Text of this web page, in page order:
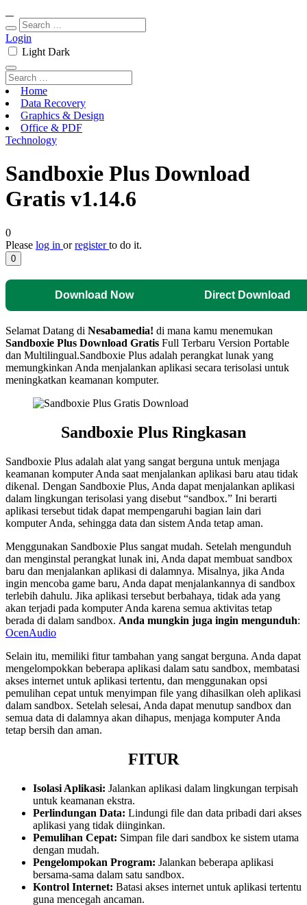
Login
Light Dark
Home
Data Recovery
Graphics & Design
Office & PDF
Technology
Sandboxie Plus Download
Gratis v1.14.6
0
Please log in orregisterto do it.
0
Download Now Direct Download
Selamat Datang di Nesabamedia! di mana kamu menemukan
Sandboxie Plus Download Gratis Full Terbaru Version Portable
dan Multilingual.Sandboxie Plus adalah perangkat lunak yang
memungkinkan Anda menjalankan aplikasi secara terisolasi untuk
meningkatkan keamanan komputer.
Sandboxie Plus Ringkasan
Sandboxie Plus adalah alat yang sangat berguna untuk menjaga
keamanan komputer Anda saat menjalankan aplikasi baru atau tidak
dikenal. Dengan Sandboxie Plus, Anda dapat menjalankan aplikasi
dalam lingkungan terisolasi yang disebut “sandbox.” Ini berarti
aplikasi tersebut tidak dapat mempengaruhi bagian lain dari
komputer Anda, sehingga data dan sistem Anda tetap aman.
Menggunakan Sandboxie Plus sangat mudah. Setelah mengunduh
dan menginstal perangkat lunak ini, Anda dapat membuat sandbox
baru dan menjalankan aplikasi di dalamnya. Misalnya, jika Anda
ingin mencoba game baru, Anda dapat menjalankannya di sandbox
terlebih dahulu. Jika aplikasi tersebut berbahaya, tidak ada yang
akan terjadi pada komputer Anda karena semua aktivitas tetap
berada di dalam sandbox. Anda mungkin juga ingin mengunduh:
OcenAudio
Selain itu, memiliki fitur tambahan yang sangat berguna. Anda dapat
mengelompokkan beberapa aplikasi dalam satu sandbox, membatasi
akses internet untuk aplikasi tertentu, dan menggunakan opsi
pemulihan cepat untuk menyimpan file yang dihasilkan oleh aplikasi
dalam sandbox. Setelah selesai, Anda dapat menutup sandbox dan
semua data di dalamnya akan dihapus, menjaga komputer Anda
tetap bersih dan aman.
FITUR
Isolasi Aplikasi: Jalankan aplikasi dalam lingkungan terpisah
untuk keamanan ekstra.
Perlindungan Data: Lindungi file dan data pribadi dari akses
aplikasi yang tidak diinginkan.
Pemulihan Cepat: Simpan file dari sandbox ke sistem utama
dengan mudah.
Pengelompokan Program: Jalankan beberapa aplikasi
bersama-sama dalam satu sandbox.
Kontrol Internet: Batasi akses internet untuk aplikasi tertentu
guna mencegah ancaman.